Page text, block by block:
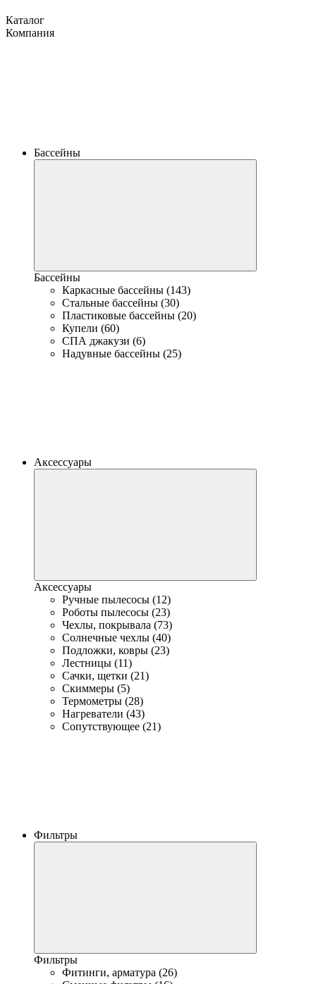
Каталог
Компания
Бассейны
Бассейны
Каркасные бассейны (143)
Стальные бассейны (30)
Пластиковые бассейны (20)
Купели (60)
СПА джакузи (6)
Надувные бассейны (25)
Аксессуары
Аксессуары
Ручные пылесосы (12)
Роботы пылесосы (23)
Чехлы, покрывала (73)
Солнечные чехлы (40)
Подложки, ковры (23)
Лестницы (11)
Сачки, щетки (21)
Скиммеры (5)
Термометры (28)
Нагреватели (43)
Сопутствующее (21)
Фильтры
Фильтры
Фитинги, арматура (26)